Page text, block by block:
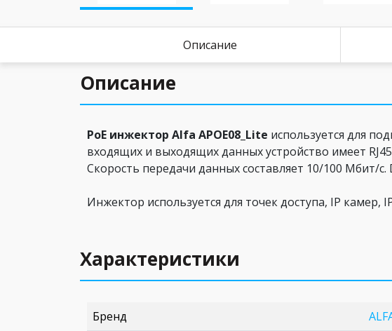
Описание
Описание
PoE инжектор Alfa APОE08_Lite используется для
входящих и выходящих данных устройство имеет
Скорость передачи данных составляет 10/100 Мбит/
Инжектор используется для точек доступа, IP камер,
Характеристики
Бренд